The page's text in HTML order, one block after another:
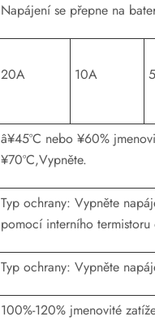
Napájení se přepne na
20A 10A
â¥45ºC nebo ¥60%
¥70ºC,Vypněte.
Typ ochrany: Vypněte
pomocí interního
Typ ochrany: Vypněte
100%-120% jmenovité